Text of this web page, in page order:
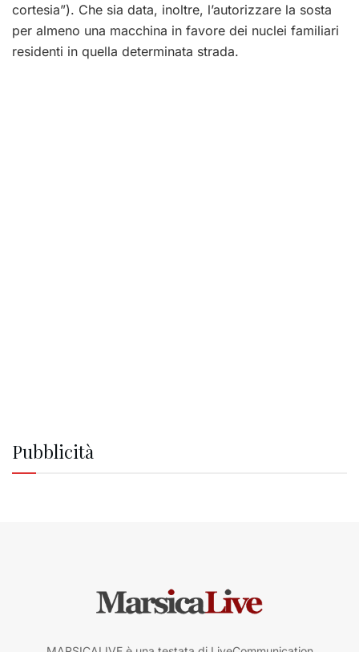
cortesia”). Che sia data, inoltre, l’autorizzare la sosta
per almeno una macchina in favore dei nuclei familiari
residenti in quella determinata strada.
Pubblicità